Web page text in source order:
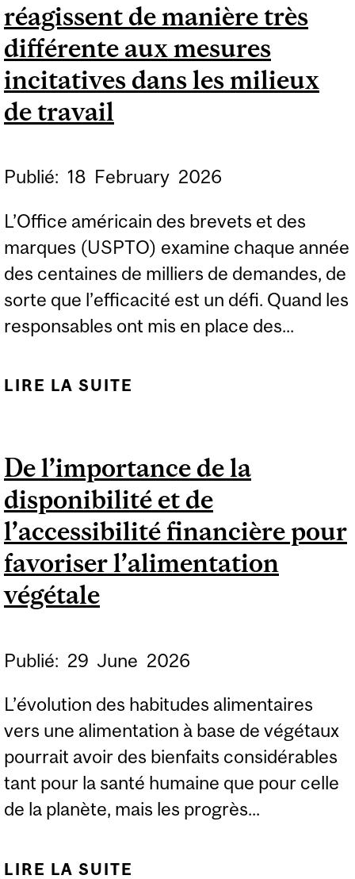
BANQUE STERLING
réagissent de manière très
différente aux mesures
incitatives dans les milieux
de travail
Publié: 18 February 2026
L’Office américain des brevets et des
marques (USPTO) examine chaque année
des centaines de milliers de demandes, de
sorte que l’efficacité est un défi. Quand les
responsables ont mis en place des...
LIRE LA SUITE
DIFFÉRENTE AUX
MESURES INCITATIVES
DANS LES MILIEUX DE
TRAVAIL
De l’importance de la
disponibilité et de
l’accessibilité financière pour
favoriser l’alimentation
végétale
Publié: 29 June 2026
L’évolution des habitudes alimentaires
vers une alimentation à base de végétaux
pourrait avoir des bienfaits considérables
tant pour la santé humaine que pour celle
de la planète, mais les progrès...
LIRE LA SUITE